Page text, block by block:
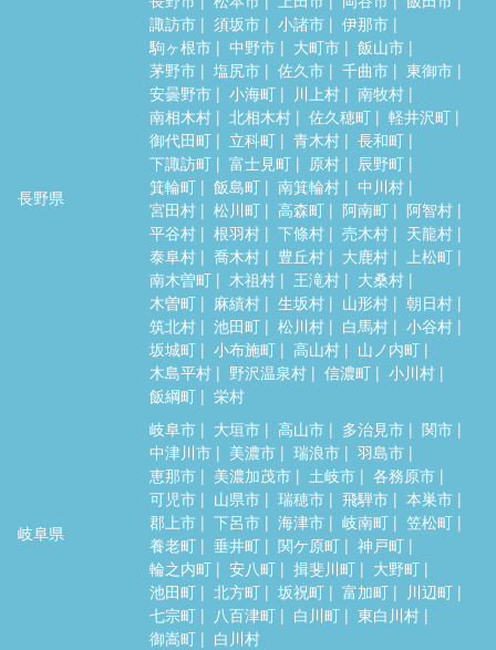
長野県
諏訪市
須坂市 小諸市
伊那市
駒ヶ根市
中野市 大町市
飯山市
茅野市
塩尻市 佐久市 千曲市
東御市
安曇野市
小海町 川上村
南牧村
南相木村
北相木村 佐久穂町
軽井沢町
御代田町
立科町 青木村
長和町
下諏訪町
富士見町 原村
辰野町
箕輪町
飯島町 南箕輪村
中川村
宮田村
松川町 高森町 阿南町
阿智村
平谷村
根羽村 下條村 売木村
天龍村
泰阜村
喬木村 豊丘村 大鹿村
上松町
南木曽町
木祖村 王滝村
大桑村
木曽町
麻績村 生坂村 山形村
朝日村
筑北村
池田町 松川村 白馬村
小谷村
坂城町
小布施町 高山村
山ノ内町
木島平村
野沢温泉村 信濃町
小川村
飯綱町
栄村
岐阜県
岐阜市 大垣市 高山市 多治見市
関市
中津川市
美濃市 瑞浪市
羽島市
恵那市
美濃加茂市 土岐市
各務原市
可児市
山県市 瑞穂市 飛騨市
本巣市
郡上市
下呂市 海津市 岐南町
笠松町
養老町
垂井町 関ケ原町
神戸町
輪之内町
安八町 揖斐川町
大野町
池田町
北方町 坂祝町 富加町
川辺町
七宗町
八百津町 白川町
東白川村
御嵩町
白川村